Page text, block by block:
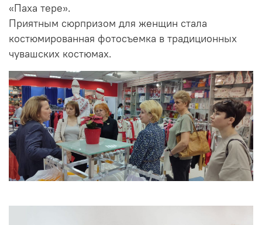
«Паха тере».
Приятным сюрпризом для женщин стала
костюмированная фотосъемка в традиционных
чувашских костюмах.